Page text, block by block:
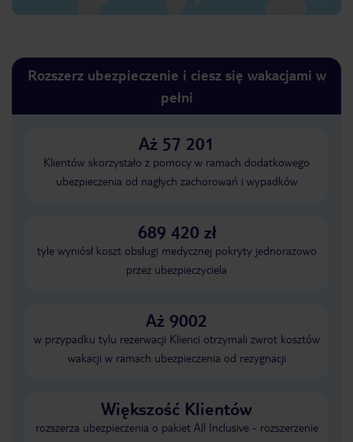
Rozszerz ubezpieczenie i ciesz się wakacjami w
pełni
Aż 57 201
Klientów skorzystało z pomocy w ramach dodatkowego
ubezpieczenia od nagłych zachorowań i wypadków
689 420 zł
tyle wyniósł koszt obsługi medycznej pokryty jednorazowo
przez ubezpieczyciela
Aż 9002
w przypadku tylu rezerwacji Klienci otrzymali zwrot kosztów
wakacji w ramach ubezpieczenia od rezygnacji
Większość Klientów
rozszerza ubezpieczenia o pakiet All Inclusive - rozszerzenie